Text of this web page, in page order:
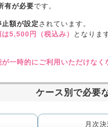
有が必要です。
額が設定されています。
5,500円（税込み） となりま
一時的にご利用いただけなく
ケース別で必要
月次